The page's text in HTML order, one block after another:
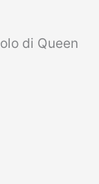
di Queen